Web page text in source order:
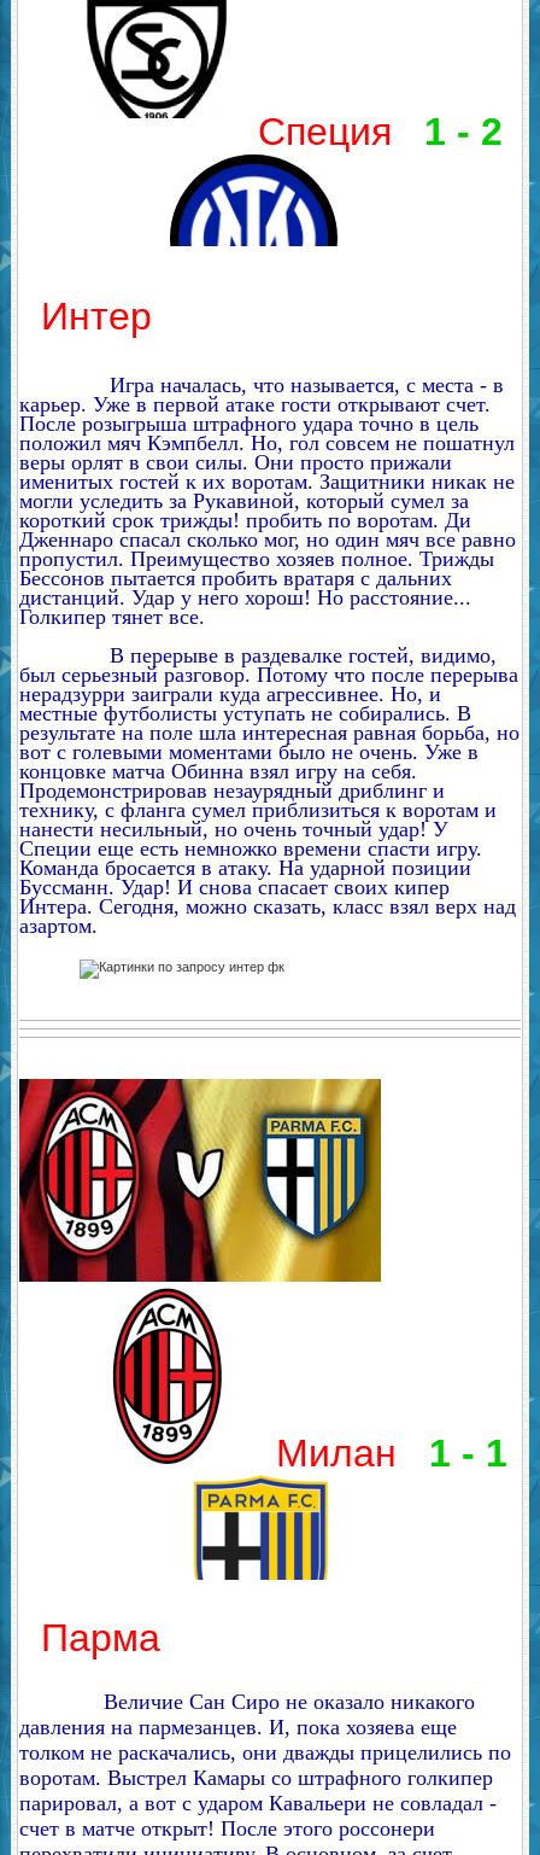
Специя 1 - 2
Интер
Игра началась, что называется, с места - в
карьер. Уже в первой атаке гости открывают счет.
После розыгрыша штрафного удара точно в цель
положил мяч Кэмпбелл. Но, гол совсем не пошатнул
веры орлят в свои силы. Они просто прижали
именитых гостей к их воротам. Защитники никак не
могли уследить за Рукавиной, который сумел за
короткий срок трижды! пробить по воротам. Ди
Дженнаро спасал сколько мог, но один мяч все равно
пропустил. Преимущество хозяев полное. Трижды
Бессонов пытается пробить вратаря с дальних
дистанций. Удар у него хорош! Но расстояние...
Голкипер тянет все.
В перерыве в раздевалке гостей, видимо,
был серьезный разговор. Потому что после перерыва
нерадзурри заиграли куда агрессивнее. Но, и
местные футболисты уступать не собирались. В
результате на поле шла интересная равная борьба, но
вот с голевыми моментами было не очень. Уже в
концовке матча Обинна взял игру на себя.
Продемонстрировав незаурядный дриблинг и
технику, с фланга сумел приблизиться к воротам и
нанести несильный, но очень точный удар! У
Специи еще есть немножко времени спасти игру.
Команда бросается в атаку. На ударной позиции
Буссманн. Удар! И снова спасает своих кипер
Интера. Сегодня, можно сказать, класс взял верх над
азартом.
Милан 1 - 1
Парма
Величие Сан Сиро не оказало никакого
давления на пармезанцев. И, пока хозяева еще
толком не раскачались, они дважды прицелились по
воротам. Выстрел Камары со штрафного голкипер
парировал, а вот с ударом Кавальери не совладал -
счет в матче открыт! После этого россонери